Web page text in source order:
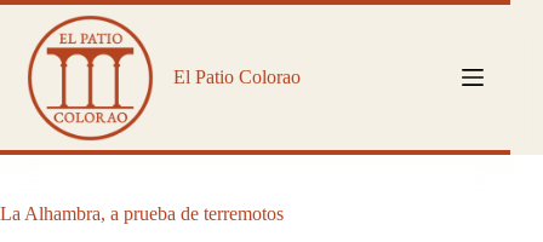
Saltar
contenido
El Patio Colorao
La Alhambra, a prueba de terremotos